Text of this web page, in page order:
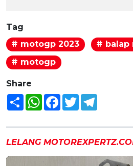
Tag
# motogp 2023
# balap
# motogp
Share
Share WhatsAppFacebook
Twitter
LELANG